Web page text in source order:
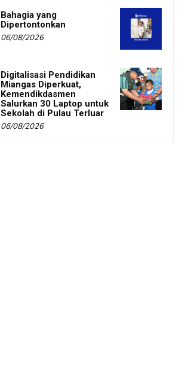
Bahagia yang
Dipertontonkan
06/08/2026
Digitalisasi Pendidikan
Miangas Diperkuat,
Kemendikdasmen
Salurkan 30 Laptop untuk
Sekolah di Pulau Terluar
06/08/2026